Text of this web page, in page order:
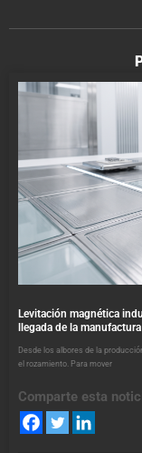
Levitación magnética
llegada de la
Desde los albores de la
el rozamiento. Para mover
Comparte esta